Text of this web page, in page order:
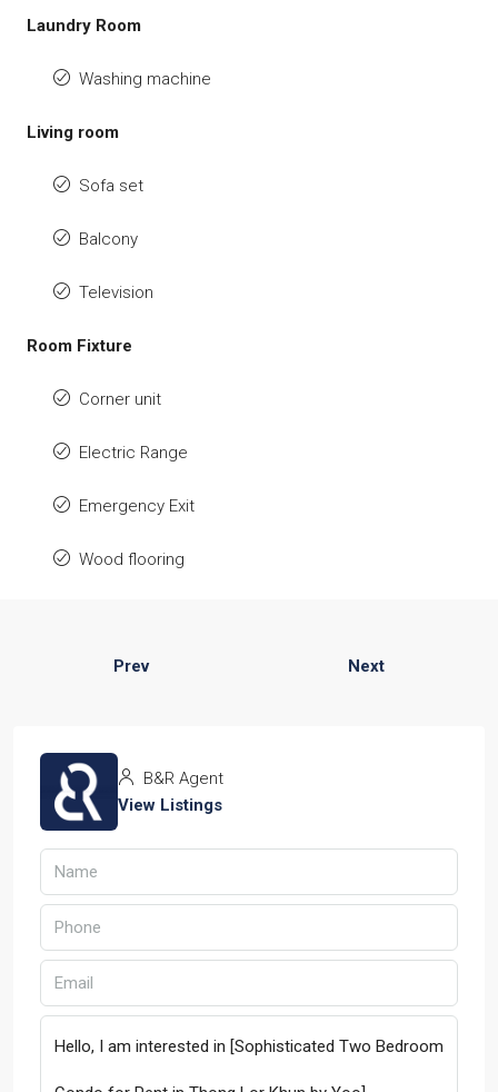
Laundry Room
Washing machine
Living room
Sofa set
Balcony
Television
Room Fixture
Corner unit
Electric Range
Emergency Exit
Wood flooring
Prev Next
B&R Agent
View Listings